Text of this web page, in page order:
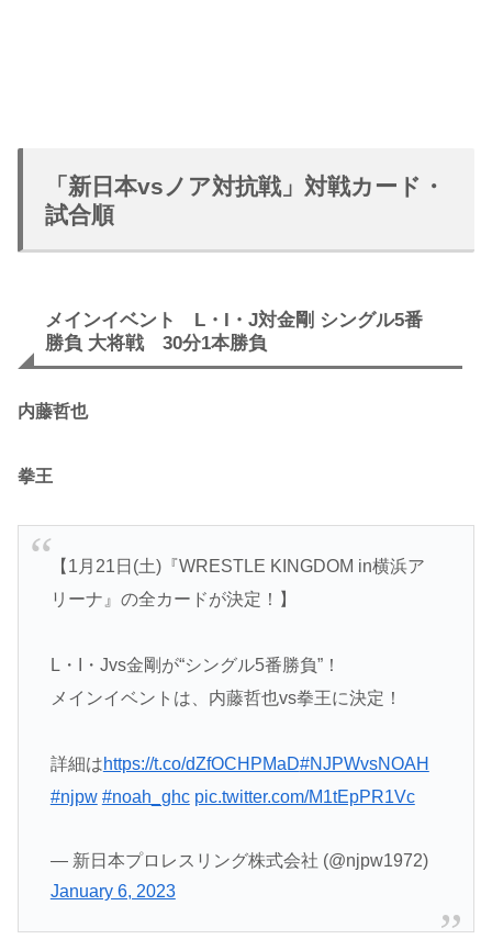
「新日本vsノア対抗戦」対戦カード・
試合順
メインイベント L・I・J対金剛 シングル5番
勝負 大将戦 30分1本勝負
内藤哲也
拳王
【1月21日(土)『WRESTLE KINGDOM in横浜ア
リーナ』の全カードが決定！】
L・I・Jvs金剛が“シングル5番勝負”！
メインイベントは、内藤哲也vs拳王に決定！
詳細はhttps://t.co/dZfOCHPMaD#NJPWvsNOAH
#njpw #noah_ghc pic.twitter.com/M1tEpPR1Vc
— 新日本プロレスリング株式会社 (@njpw1972)
January 6, 2023